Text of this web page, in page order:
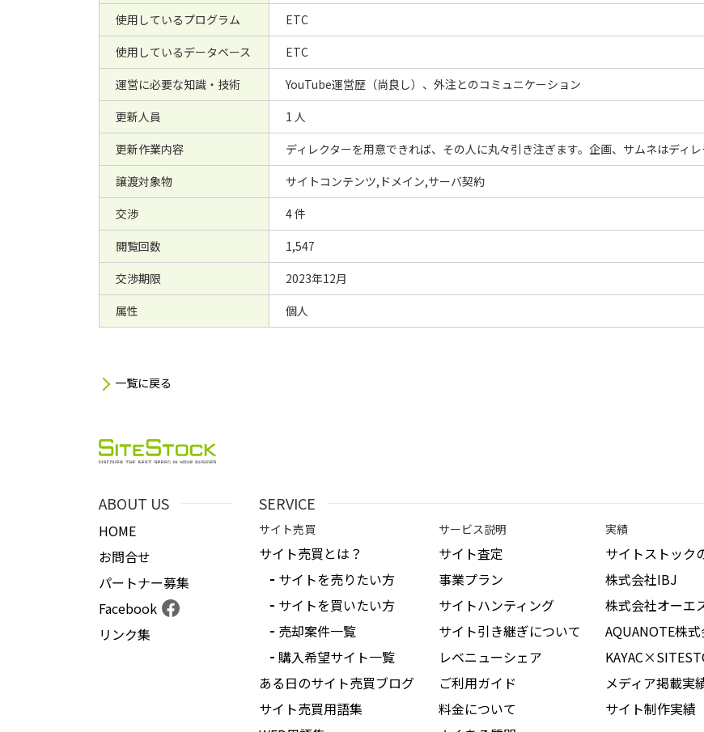
使用しているプログラム
ETC
使用しているデータベース
ETC
運営に必要な知識・技術
YouTube運営歴（尚良し）、外注とのコミュニケーション
更新人員
1 人
更新作業内容
ディレクターを用意できれば、その人に丸々引き注ぎます。企画、サムネはディレ
譲渡対象物
サイトコンテンツ,ドメイン,サーバ契約
交渉
4 件
閲覧回数
1,547
交渉期限
2023年12月
属性
個人
一覧に戻る
ABOUT US
HOME
お問合せ
パートナー募集
Facebook
リンク集
SERVICE
サイト売買
サイト売買とは？
サイトを売りたい方
サイトを買いたい方
売却案件一覧
購入希望サイト一覧
ある日のサイト売買ブログ
サイト売買用語集
サービス説明
サイト査定
事業プラン
サイトハンティング
サイト引き継ぎについて
レベニューシェア
ご利用ガイド
料金について
実績
サイトストック
株式会社IBJ
株式会社オーエ
AQUANOTE株
メディア掲載実
サイト制作実績